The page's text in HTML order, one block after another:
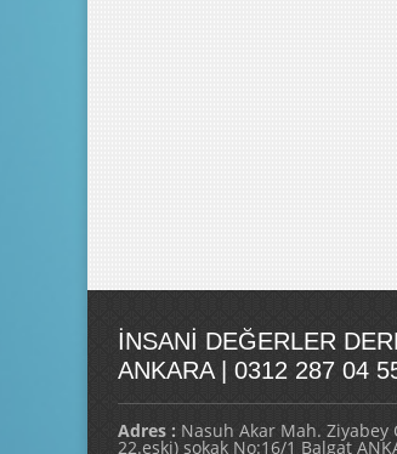
İNSANI DEĞERLER
ANKARA | 0312 287 04
Adres : Nasuh Akar Mah. Ziyabey
22.eski) sokak No:16/1 Balgat